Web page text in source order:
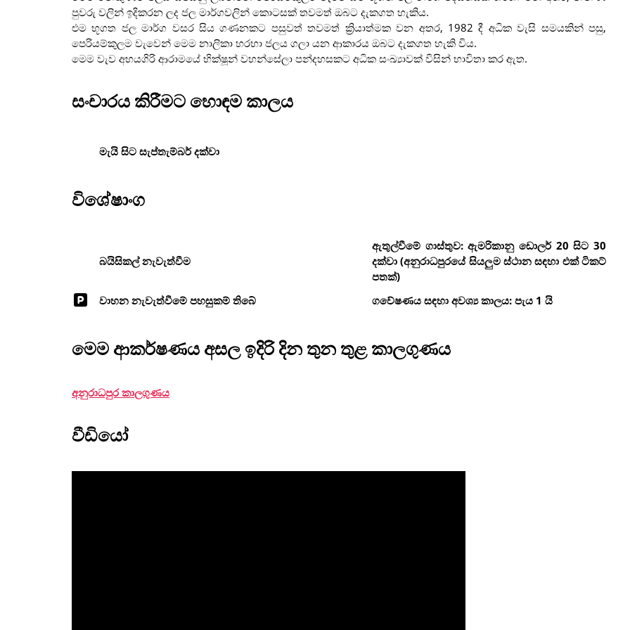
පුවරු වලින් ඉදිකරන ලද ජල මාර්ගවලින් කොටසක් තවමත් ඔබට දැකගත හැකිය.
එම භූගත ජල මාර්ග වසර සිය ගණනකට පසුවත් තවමත් ක්‍රියාත්මක වන අතර, 1982 දී අධික වැසි සමයකින් පසු,
පෙරියම්කුලම වැවෙන් මෙම නාලිකා හරහා ජලය ගලා යන ආකාරය ඔබට දැකගත හැකි විය.
මෙම වැව අභයගිරි ආරාමයේ භික්ෂූන් වහන්සේලා පන්දහසකට අධික සංඛ්‍යාවක් විසින් භාවිතා කර ඇත.
සංචාරය කිරීමට හොඳම කාලය
මැයි සිට සැප්තැම්බර් දක්වා
විශේෂාංග
බයිසිකල් නැවැත්වීම
ඇතුල්වීමේ ගාස්තුව: ඇමරිකානු ඩොලර් 20 සිට 30
දක්වා (අනුරාධපුරයේ සියලුම ස්ථාන සඳහා එක් ටිකට්
පතක්)
වාහන නැවැත්වීමේ පහසුකම් තිබේ
ගවේෂණය සඳහා අවශ්‍ය කාලය: පැය 1 යි
මෙම ආකර්ෂණය අසල ඉදිරි දින තුන තුළ කාලගුණය
අනුරාධපුර කාලගුණය
වීඩියෝ